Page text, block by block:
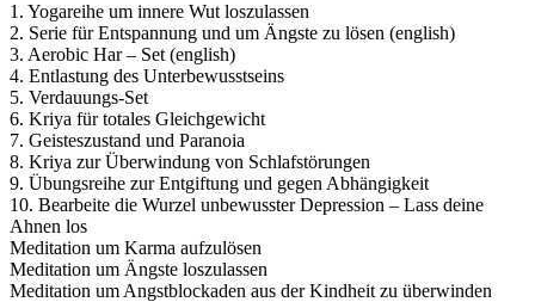
1. Yogareihe um innere Wut loszulassen
2. Serie für Entspannung und um Ängste zu lösen (english)
3. Aerobic Har – Set (english)
4. Entlastung des Unterbewusstseins
5. Verdauungs-Set
6. Kriya für totales Gleichgewicht
7. Geisteszustand und Paranoia
8. Kriya zur Überwindung von Schlafstörungen
9. Übungsreihe zur Entgiftung und gegen Abhängigkeit
10. Bearbeite die Wurzel unbewusster Depression – Lass deine
Ahnen los
Meditation um Karma aufzulösen
Meditation um Ängste loszulassen
Meditation um Angstblockaden aus der Kindheit zu überwinden